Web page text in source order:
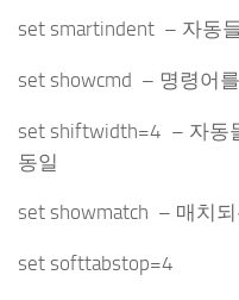
set smartindent – 자동
set showcmd – 명령어
set shiftwidth=4 – 자동
동일
set showmatch – 매치
set softtabstop=4